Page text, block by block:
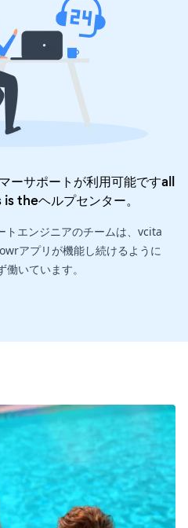
サポートが利用可能ですall
is theヘルプセンター。
トエンジニアのチームは、vcita
アプリが機能し続けるように
働いています。